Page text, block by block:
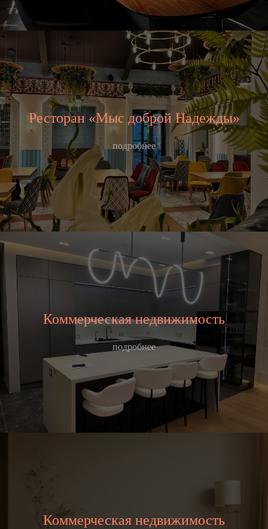
Ресторан «Мыс доброй Надежды»
подробнее
Коммерческая недвижимость
подробнее
Коммерческая недвижимость